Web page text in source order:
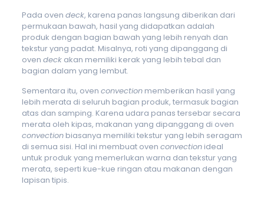
Pada oven deck, karena panas langsung diberikan dari
permukaan bawah, hasil yang didapatkan adalah
produk dengan bagian bawah yang lebih renyah dan
tekstur yang padat. Misalnya, roti yang dipanggang di
oven deckakan memiliki kerak yang lebih tebal dan
bagian dalam yang lembut.
Sementara itu, oven convectionmemberikan hasil yang
lebih merata di seluruh bagian produk, termasuk bagian
atas dan samping. Karena udara panas tersebar secara
merata oleh kipas, makanan yang dipanggang di oven
convectionbiasanya memiliki tekstur yang lebih seragam
di semua sisi. Hal ini membuat oven convectionideal
untuk produk yang memerlukan warna dan tekstur yang
merata, seperti kue-kue ringan atau makanan dengan
lapisan tipis.